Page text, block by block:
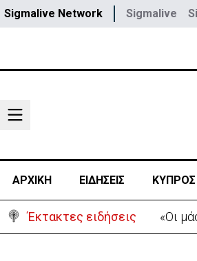
Sigmalive Network Sigmalive
ΑΡΧΙΚΗ ΕΙΔΗΣΕΙΣ ΚΥΠΡΟΣ
Έκτακτες ειδήσεις